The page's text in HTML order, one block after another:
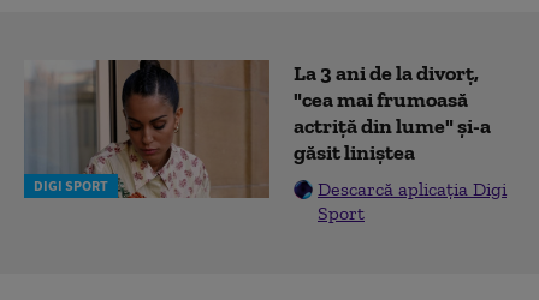
DIGI SPORT
La 3 ani de la divorț,
"cea mai frumoasă
actriță din lume" și-a
găsit liniștea
Descarcă aplicația Digi
Sport